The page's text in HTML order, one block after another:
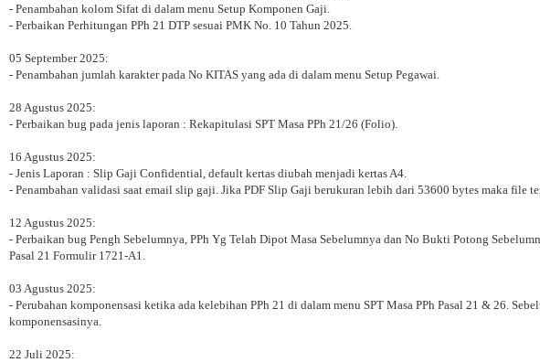
- Penambahan kolom Sifat di dalam menu Setup Komponen Gaji.
- Perbaikan Perhitungan PPh 21 DTP sesuai PMK No. 10 Tahun 2025.
05 September 2025:
- Penambahan jumlah karakter pada No KITAS yang ada di dalam menu Setup Pegawai.
28 Agustus 2025:
- Perbaikan bug pada jenis laporan : Rekapitulasi SPT Masa PPh 21/26 (Folio).
16 Agustus 2025:
- Jenis Laporan : Slip Gaji Confidential, default kertas diubah menjadi kertas A4.
- Penambahan validasi saat email slip gaji. Jika PDF Slip Gaji berukuran lebih dari 53600 bytes maka file
12 Agustus 2025:
- Perbaikan bug Pengh Sebelumnya, PPh Yg Telah Dipot Masa Sebelumnya dan No Bukti Potong
Pasal 21 Formulir 1721-A1.
03 Agustus 2025:
- Perubahan komponensasi ketika ada kelebihan PPh 21 di dalam menu SPT Masa PPh Pasal 21 & 26.
komponensasinya.
22 Juli 2025: